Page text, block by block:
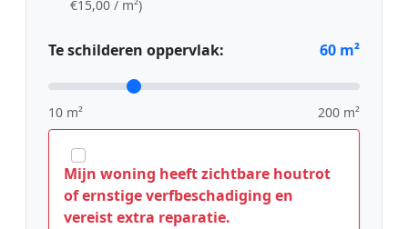
€15,00 / m²)
Te schilderen oppervlak: 60 m²
10 m² 200 m²
Mijn woning heeft zichtbare houtrot
of ernstige verfbeschadiging en
vereist extra reparatie.